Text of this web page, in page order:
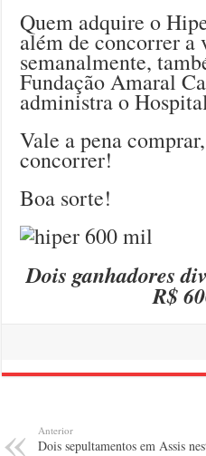
Quem adquire o
além de concorrer a
semanalmente,
Fundação Amaral
administra o
Vale a pena
concorrer!
Boa sorte!
Dois ganhadores
R$
Anterior
Dois sepultamentos em Assis